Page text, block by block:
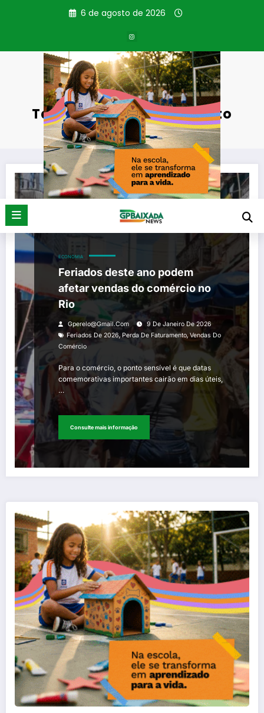
6 de agosto de 2026
Tag: Perda de faturamento
Página inicial Perda de faturamento
ECONOMIA
Feriados deste ano podem
afetar vendas do comércio no
Rio
Gperelo@gmail.com
9 De Janeiro De 2026
Feriados De 2026, Perda De Faturamento, Vendas Do
Comércio
Para o comércio, o ponto sensível é que datas
comemorativas importantes cairão em dias úteis,
…
Consulte mais informação